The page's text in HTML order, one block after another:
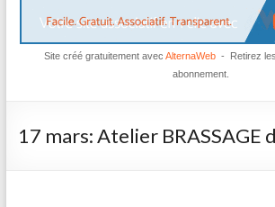
Site créé gratuitement avecAlternaWeb - Retirez
abonnement.
17 mars: Atelier BRASSAGE